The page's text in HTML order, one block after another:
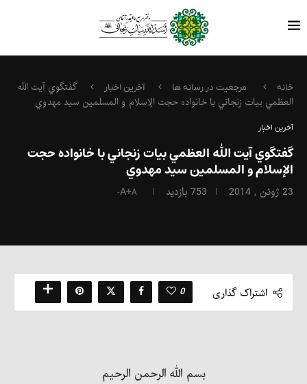
خانه مرجعیت در رسانه ها آخرین اخبار
گفتگوي آيت الله
العظمي بيات زنجاني با خانواده حجت الإسلام و المسلمين سيد مهدوي
آخرین اخبار
گفتگوي آيت الله العظمي بيات زنجاني با خانواده حجت
الإسلام و المسلمين سيد مهدوي
23 ژوئن , 2014 753 بازدید A+A-
اشتراک گذاری 0
بسم الله الرحمن الرحيم